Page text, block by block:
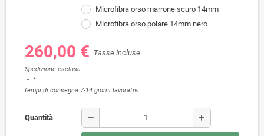
Microfibra orso marrone scuro 14mm
Microfibra orso polare 14mm nero
260,00 € Tasse incluse
Spedizione esclusa
*
tempi di consegna 7-14 giorni lavorativi
Quantità remove add